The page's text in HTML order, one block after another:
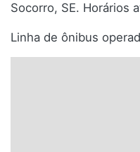
Espírito Santo
Paraná
Socorro, SE. Horários
Linha de ônibus